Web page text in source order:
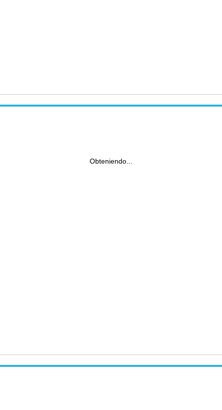
Obteniendo...